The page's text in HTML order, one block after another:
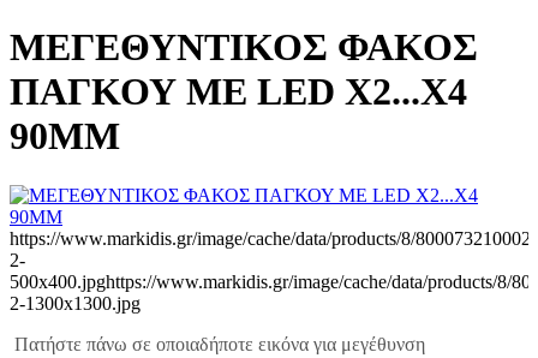
ΜΕΓΕΘΥΝΤΙΚΟΣ ΦΑΚΟΣ
ΠΑΓΚΟΥ ΜΕ LED X2...X4
90MM
https://www.markidis.gr/image/cache/data/products/8/800073210002-
2-
500x400.jpghttps://www.markidis.gr/image/cache/data/products/8/
2-1300x1300.jpg
Πατήστε πάνω σε οποιαδήποτε εικόνα για μεγέθυνση